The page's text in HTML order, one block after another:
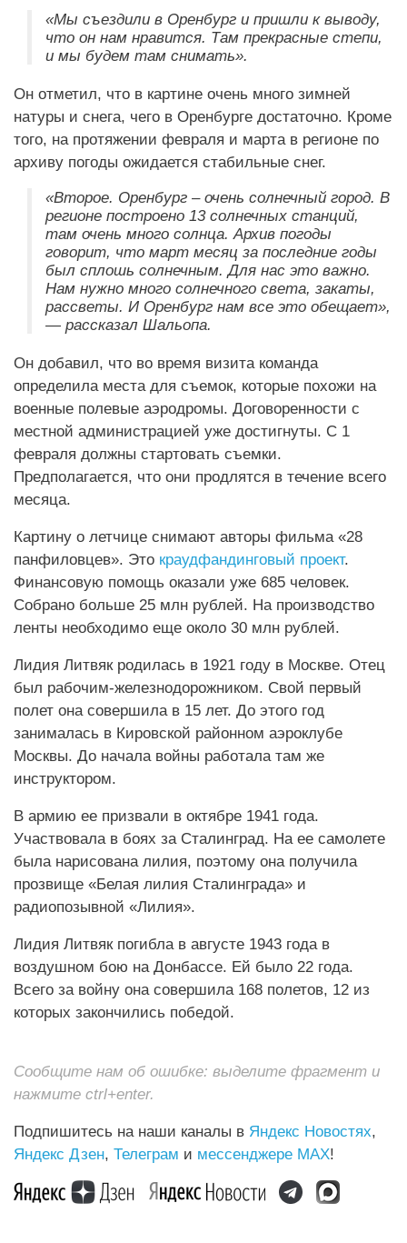
«Мы съездили в Оренбург и пришли к выводу,
что он нам нравится. Там прекрасные степи,
и мы будем там снимать».
Он отметил, что в картине очень много зимней
натуры и снега, чего в Оренбурге достаточно. Кроме
того, на протяжении февраля и марта в регионе по
архиву погоды ожидается стабильные снег.
«Второе. Оренбург – очень солнечный город. В
регионе построено 13 солнечных станций,
там очень много солнца. Архив погоды
говорит, что март месяц за последние годы
был сплошь солнечным. Для нас это важно.
Нам нужно много солнечного света, закаты,
рассветы. И Оренбург нам все это обещает»,
— рассказал Шальопа.
Он добавил, что во время визита команда
определила места для съемок, которые похожи на
военные полевые аэродромы. Договоренности с
местной администрацией уже достигнуты. С 1
февраля должны стартовать съемки.
Предполагается, что они продлятся в течение всего
месяца.
Картину о летчице снимают авторы фильма «28
панфиловцев». Это краудфандинговый проект.
Финансовую помощь оказали уже 685 человек.
Собрано больше 25 млн рублей. На производство
ленты необходимо еще около 30 млн рублей.
Лидия Литвяк родилась в 1921 году в Москве. Отец
был рабочим-железнодорожником. Свой первый
полет она совершила в 15 лет. До этого год
занималась в Кировской районном аэроклубе
Москвы. До начала войны работала там же
инструктором.
В армию ее призвали в октябре 1941 года.
Участвовала в боях за Сталинград. На ее самолете
была нарисована лилия, поэтому она получила
прозвище «Белая лилия Сталинграда» и
радиопозывной «Лилия».
Лидия Литвяк погибла в августе 1943 года в
воздушном бою на Донбассе. Ей было 22 года.
Всего за войну она совершила 168 полетов, 12 из
которых закончились победой.
Сообщите нам об ошибке: выделите фрагмент и
нажмите ctrl+enter.
Подпишитесь на наши каналы в Яндекс Новостях,
Яндекс Дзен, Телеграм и мессенджере MAX!